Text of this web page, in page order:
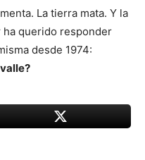
La tierra mata. Y la
querido responder
desde 1974: